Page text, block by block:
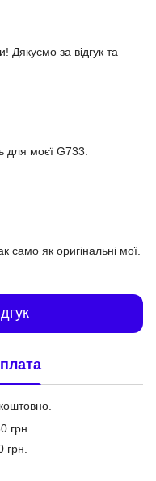
Дякуємо за відгук та
для моєї G733.
само як оригінальні мої.
грн.